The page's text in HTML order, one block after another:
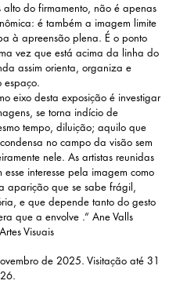
alto do firmamento, não é apenas
é também a imagem limite
à apreensão plena. É o ponto
vez que está acima da linha do
assim orienta, organiza e
espaço.
eixo desta exposição é investigar
se torna indício de
tempo, diluição; aquilo que
no campo da visão sem
nele. As artistas reunidas
interesse pela imagem como
aparição que se sabe frágil,
e que depende tanto do gesto
que a envolve .” Ane Valls
Visuais
de 2025. Visitação até 31